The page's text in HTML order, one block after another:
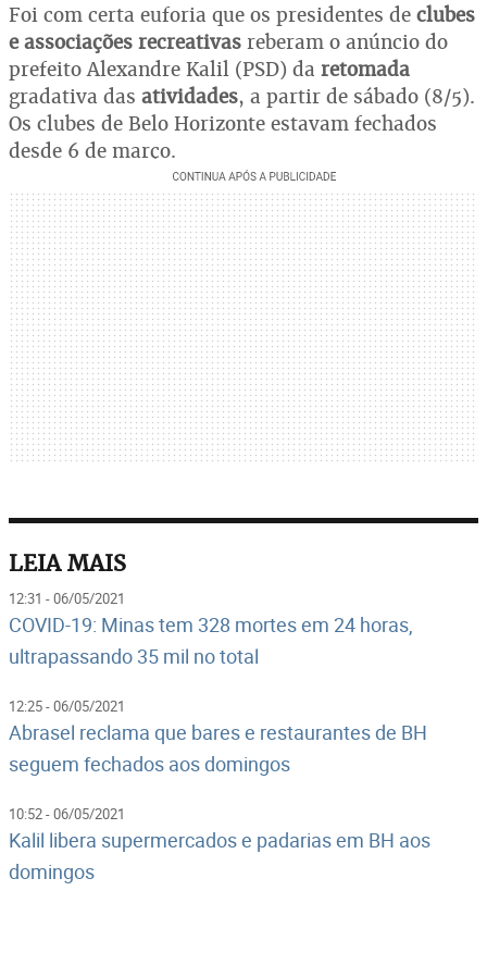
Foi com certa euforia que os presidentes de clubes
e associações recreativas reberam o anúncio do
prefeito Alexandre Kalil (PSD) da retomada
gradativa das atividades, a partir de sábado (8/5).
Os clubes de Belo Horizonte estavam fechados
desde 6 de março.
LEIA MAIS
12:31 - 06/05/2021
COVID-19: Minas tem 328 mortes em 24 horas,
ultrapassando 35 mil no total
12:25 - 06/05/2021
Abrasel reclama que bares e restaurantes de BH
seguem fechados aos domingos
10:52 - 06/05/2021
Kalil libera supermercados e padarias em BH aos
domingos